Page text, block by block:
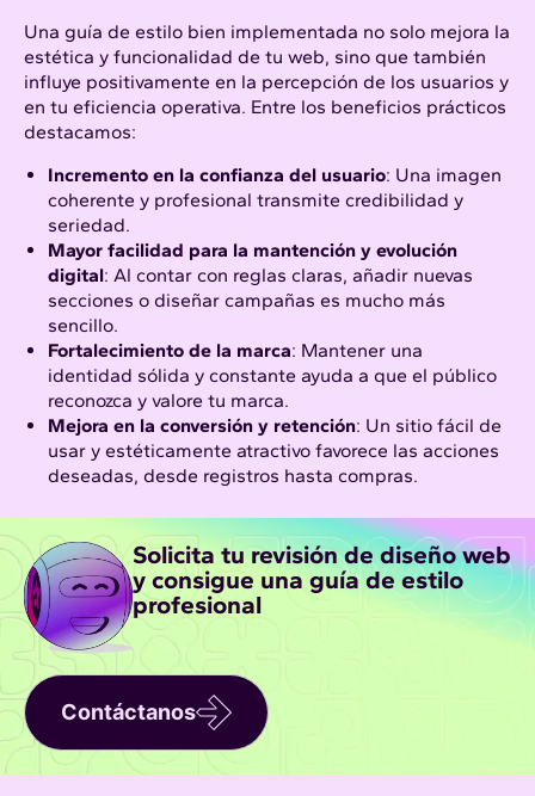
Una guía de estilo bien implementada no solo mejora la
estética y funcionalidad de tu web, sino que también
influye positivamente en la percepción de los usuarios y
en tu eficiencia operativa. Entre los beneficios prácticos
destacamos:
Incremento en la confianza del usuario: Una imagen
coherente y profesional transmite credibilidad y
seriedad.
Mayor facilidad para la mantención y evolución
digital: Al contar con reglas claras, añadir nuevas
secciones o diseñar campañas es mucho más
sencillo.
Fortalecimiento de la marca: Mantener una
identidad sólida y constante ayuda a que el público
reconozca y valore tu marca.
Mejora en la conversión y retención: Un sitio fácil de
usar y estéticamente atractivo favorece las acciones
deseadas, desde registros hasta compras.
Solicita tu revisión de diseño web
y consigue una guía de estilo
profesional
Contáctanos